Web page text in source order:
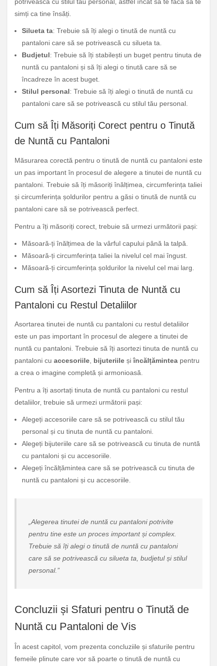
potrivească cu stilul tău personal, astfel încât să te facă să te
simți ca tine însăți.
Silueta ta: Trebuie să îți alegi o tinută de nuntă cu
pantaloni care să se potrivească cu silueta ta.
Budjetul: Trebuie să îți stabilești un buget pentru tinuta de
nuntă cu pantaloni și să îți alegi o tinută care să se
încadreze în acest buget.
Stilul personal: Trebuie să îți alegi o tinută de nuntă cu
pantaloni care să se potrivească cu stilul tău personal.
Cum să Îți Măsoriți Corect pentru o Tinută
de Nuntă cu Pantaloni
Măsurarea corectă pentru o tinută de nuntă cu pantaloni este
un pas important în procesul de alegere a tinutei de nuntă cu
pantaloni. Trebuie să îți măsoriți înălțimea, circumferința taliei
și circumferința șoldurilor pentru a găsi o tinută de nuntă cu
pantaloni care să se potrivească perfect.
Pentru a îți măsoriți corect, trebuie să urmezi următorii pași:
Măsoară-ți înălțimea de la vârful capului până la talpă.
Măsoară-ți circumferința taliei la nivelul cel mai îngust.
Măsoară-ți circumferința șoldurilor la nivelul cel mai larg.
Cum să Îți Asortezi Tinuta de Nuntă cu
Pantaloni cu Restul Detaliilor
Asortarea tinutei de nuntă cu pantaloni cu restul detaliilor
este un pas important în procesul de alegere a tinutei de
nuntă cu pantaloni. Trebuie să îți asortezi tinuta de nuntă cu
pantaloni cu accesoriile bijuteriile șiîncălțămintea pentru
a crea o imagine completă și armonioasă.
Pentru a îți asortați tinuta de nuntă cu pantaloni cu restul
detaliilor, trebuie să urmezi următorii pași:
Alegeți accesoriile care să se potrivească cu stilul tău
personal și cu tinuta de nuntă cu pantaloni.
Alegeți bijuteriile care să se potrivească cu tinuta de nuntă
cu pantaloni și cu accesoriile.
Alegeți încălțămintea care să se potrivească cu tinuta de
nuntă cu pantaloni și cu accesoriile.
„Alegerea tinutei de nuntă cu pantaloni potrivite
pentru tine este un proces important și complex.
Trebuie să îți alegi o tinută de nuntă cu pantaloni
care să se potrivească cu silueta ta, budjetul și stilul
personal.”
Concluzii și Sfaturi pentru o Tinută de
Nuntă cu Pantaloni de Vis
În acest capitol, vom prezenta concluziile și sfaturile pentru
femeile plinute care vor să poarte o tinută de nuntă cu